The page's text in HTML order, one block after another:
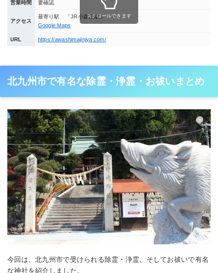
営業時間 要確認
アクセス
最寄り駅 「JR小森江駅」
Google Maps
URL https://awashimajinjya.com/
スクロールできます
北九州市で有名な除霊・浄霊・お祓いまとめ
今回は、北九州市で受けられる除霊・浄霊、そしてお祓いで有名
な神社を紹介しました。